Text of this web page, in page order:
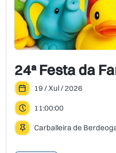
24ª Festa da
19 / Xul / 2026
11:00:00
Carballeira de